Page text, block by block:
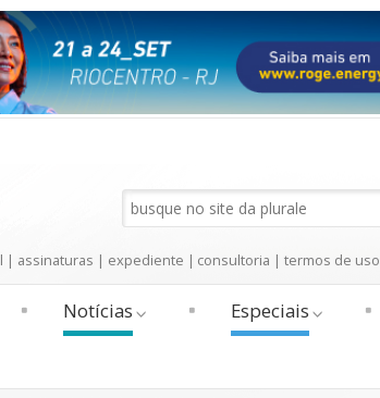
| assinaturas | expediente | consultoria | termos de uso
Notícias Especiais